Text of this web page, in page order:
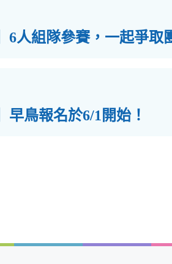
6人組隊參賽，一起爭取
早鳥報名於6/1開始！